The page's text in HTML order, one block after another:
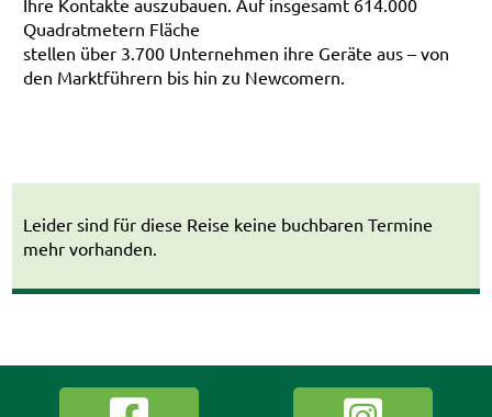
Ihre Kontakte auszubauen. Auf insgesamt 614.000
Quadratmetern Fläche
stellen über 3.700 Unternehmen ihre Geräte aus – von
den Marktführern bis hin zu Newcomern.
Leider sind für diese Reise keine buchbaren Termine
mehr vorhanden.